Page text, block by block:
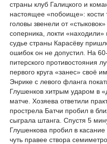
страны клуб Галицкого и
настоящее «побоище»: кости
головы звенели от
соперника, локти
судье страны Карасёву
ошибок он не допустил. На
питерского противостояния
первого круга «занес» своё
Энрике с левого фланга
Глушенков хитрым ударом в
матче. Хозяева ответили
прострела Батчи пробил в
сыграла штанга. Спустя 5
Глушенкова пробил в
чуть правее створа